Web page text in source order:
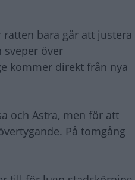
bara går att justera
över
kommer direkt från nya
och Astra, men för att
På tomgång